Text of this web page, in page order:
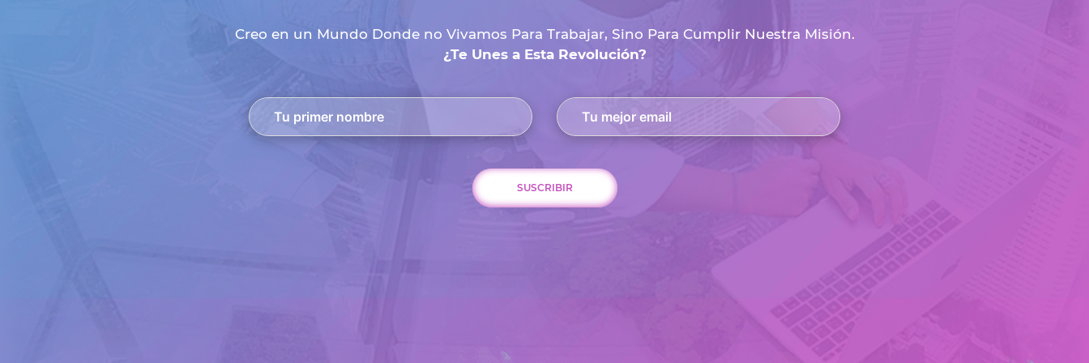
Creo en un Mundo Donde no Vivamos Para Trabajar, Sino Para Cumplir Nuestra Misión.
¿Te Unes a Esta Revolución?
SUSCRIBIR